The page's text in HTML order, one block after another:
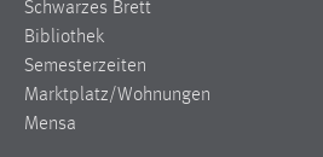
Schwarzes Brett
Bibliothek
Semesterzeiten
Marktplatz/Wohnungen
Mensa